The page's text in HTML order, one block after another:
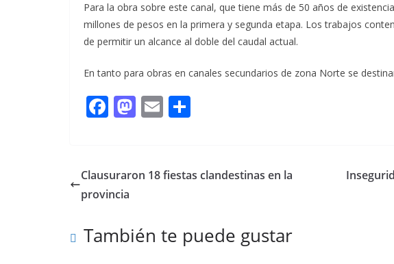
Para la obra sobre este canal, que tiene más de 50 años de
millones de pesos en la primera y segunda etapa. Los trabajos
de permitir un alcance al doble del caudal actual.
En tanto para obras en canales secundarios de zona Norte se
F
b
o
k
M
d
E
l p
r
Clausuraron 18 fiestas clandestinas en la
provincia
También te puede gustar